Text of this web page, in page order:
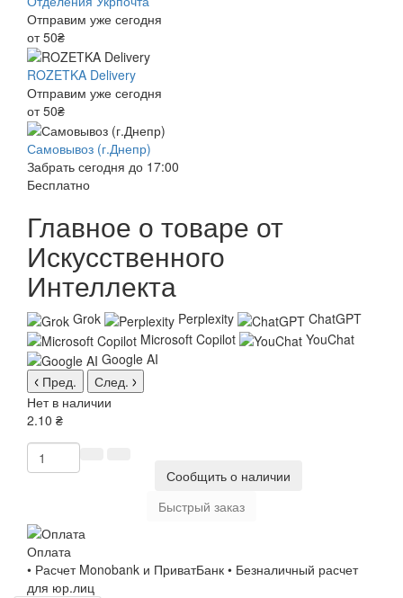
Отправим уже сегодня
от 50₴
ROZETKA Delivery
Отправим уже сегодня
от 50₴
Самовывоз (г.Днепр)
Забрать сегодня до 17:00
Бесплатно
Главное о товаре от
Искусственного
Интеллекта
Grok Perplexity
ChatGPT
Microsoft Copilot
YouChat
Google AI
Пред.
След.
Нет в наличии
2.10 ₴
Сообщить о наличии
Быстрый заказ
Оплата
• Расчет Monobank и ПриватБанк • Безналичный расчет
для юр.лиц